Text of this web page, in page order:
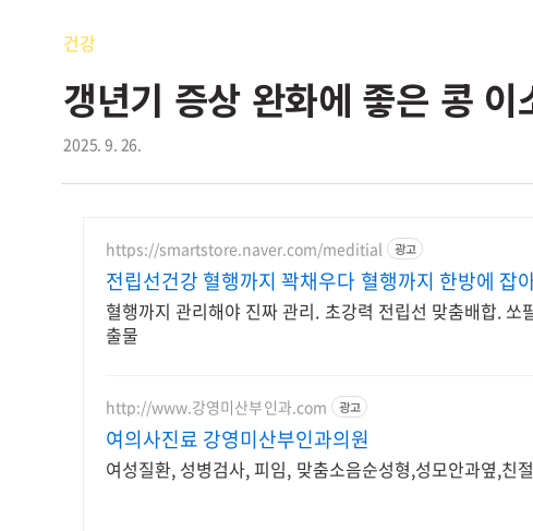
건강
갱년기 증상 완화에 좋은 콩 이
2025. 9. 26.
https://smartstore.naver.com/meditial 광고
전립선건강 혈행까지 꽉채우다 혈행까지 한방에 잡
혈행까지 관리해야 진짜 관리. 초강력 전립선 맞춤배합. 쏘
출물
http://www.강영미산부인과.com 광고
여의사진료 강영미산부인과의원
여성질환, 성병검사, 피임, 맞춤소음순성형,성모안과옆,친